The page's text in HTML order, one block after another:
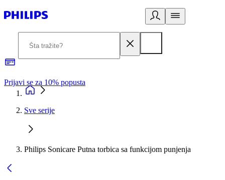
Prijavi se za 10% popusta
Sve serije
Philips Sonicare Putna torbica sa funkcijom punjenja